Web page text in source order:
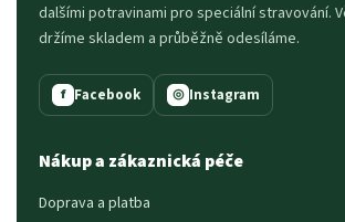
dalšími potravinami pro speciální stravování.
držíme skladem a průběžně odesíláme.
f Facebook ◎ Instagram
Nákup a zákaznická péče
Doprava a platba